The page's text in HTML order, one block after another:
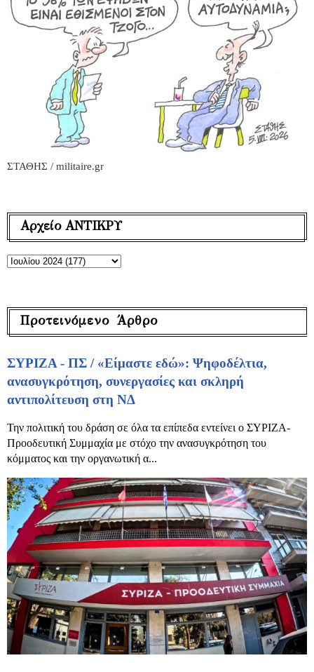
ΣΤΑΘΗΣ / militaire.gr
Αρχείο ΑΝΤΙΚΡΥ
Προτεινόμενο Άρθρο
ΣΥΡΙΖΑ - ΠΣ / «Είμαστε εδώ»: Ψηφοδέλτια,
ανασυγκρότηση, συνεργασίες και σκληρή
αντιπολίτευση στη ΝΔ
Την πολιτική του δράση σε όλα τα επίπεδα εντείνει ο ΣΥΡΙΖΑ-
Προοδευτική Συμμαχία με στόχο την ανασυγκρότηση του
κόμματος και την οργανωτική α...